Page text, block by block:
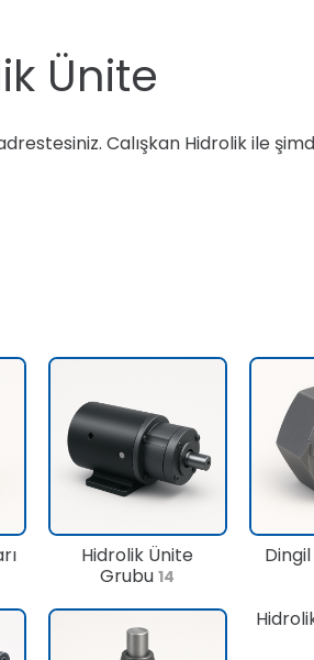
Ünite
Calışkan Hidrolik ile
Hidrolik Ünite
Grubu14